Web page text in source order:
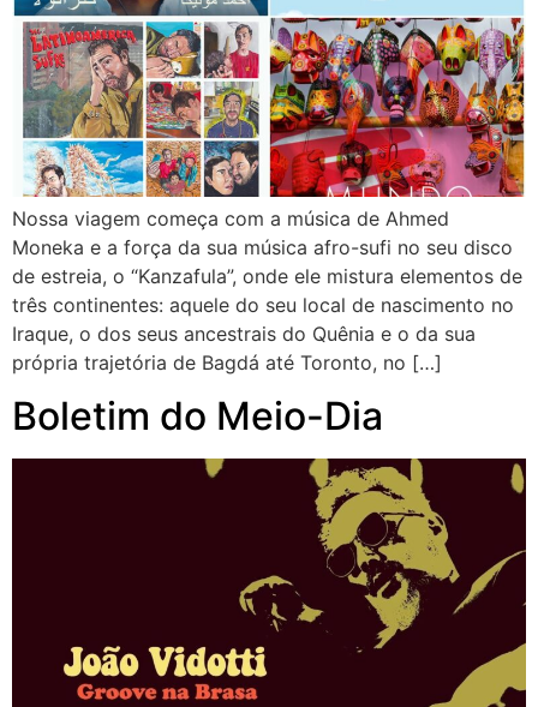
Nossa viagem começa com a música de Ahmed
Moneka e a força da sua música afro-sufi no seu disco
de estreia, o “Kanzafula”, onde ele mistura elementos de
três continentes: aquele do seu local de nascimento no
Iraque, o dos seus ancestrais do Quênia e o da sua
própria trajetória de Bagdá até Toronto, no […]
Boletim do Meio-Dia